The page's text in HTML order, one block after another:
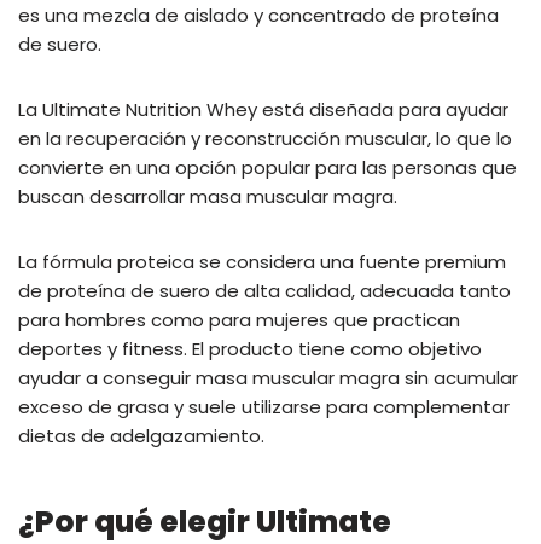
es una mezcla de aislado y concentrado de proteína
de suero.
La Ultimate Nutrition Whey está diseñada para ayudar
en la recuperación y reconstrucción muscular, lo que lo
convierte en una opción popular para las personas que
buscan desarrollar masa muscular magra.
La fórmula proteica se considera una fuente premium
de proteína de suero de alta calidad, adecuada tanto
para hombres como para mujeres que practican
deportes y fitness. El producto tiene como objetivo
ayudar a conseguir masa muscular magra sin acumular
exceso de grasa y suele utilizarse para complementar
dietas de adelgazamiento.
¿Por qué elegir Ultimate